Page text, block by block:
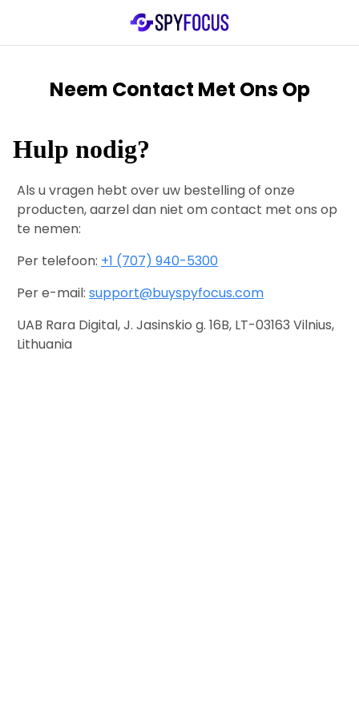
Neem Contact Met Ons Op
Hulp nodig?
Als u vragen hebt over uw bestelling of onze
producten, aarzel dan niet om contact met ons op
te nemen:
Per telefoon: +1 (707) 940-5300
Per e-mail: support@buyspyfocus.com
UAB Rara Digital, J. Jasinskio g. 16B, LT-03163 Vilnius,
Lithuania